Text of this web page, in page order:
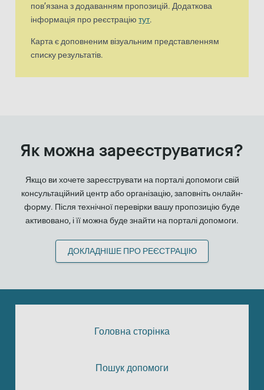
пов’язана з додаванням пропозицій. Додаткова
інформація про реєстраціютут.
Карта є доповненим візуальним представленням
списку результатів.
Як можна зареєструватися?
Якщо ви хочете зареєструвати на порталі допомоги свій
консультаційний центр або організацію, заповніть онлайн-
форму. Після технічної перевірки вашу пропозицію буде
активовано, і її можна буде знайти на порталі допомоги.
ДОКЛАДНІШЕ ПРО РЕЄСТРАЦІЮ
Головна сторінка
Пошук допомоги